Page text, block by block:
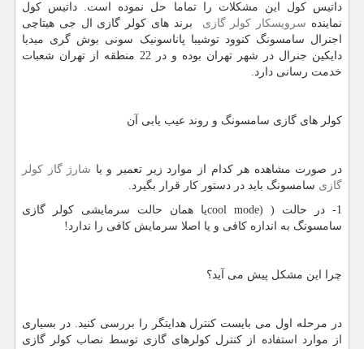
داتیس کول این مشکلات را تماما حل نموده است. داتیس کول
نماینده سرویسکار کولر گازی برند های کولر گازی ال جی هیتاچی
اجنرال سامسونگ کنوود توشیبا پاناسونیک سونی بوش گری میدیا
دایکین جنرال در شهر تهران بوده و در 22 منطقه از تهران شعبات
خدمت رسانی دارد.
کولر های گازی سامسونگ و روند عیب یابی آن
در صورت مشاهده هر کدام از موارد زیر تعمیر و یا شارژ گاز کولر
گازی سامسونگ باید در دستور کار قرار بگیرد.
1- در حالت (
cool mode)یا همان حالت سرمایشی کولر گازی
سامسونگ به اندازه کافی و یا اصلا سرمایش کافی را ندارد!
چرا این مشکل پیش می آید؟
در مرحله اول می بایست کنترل هدایتگر را بررسی کنید. در بسیاری
از موارد استفاده از کنترل کولرهای گازی توسط نصاب کولر گازی